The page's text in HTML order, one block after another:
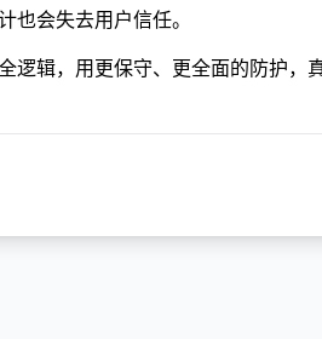
会失去用户信任。
辑，用更保守、更全面的防护，